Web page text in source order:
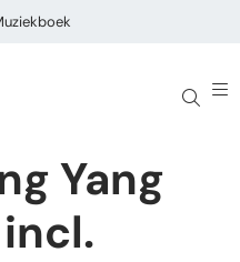
Yang